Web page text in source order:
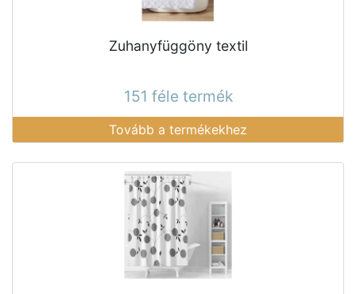
Zuhanyfüggöny textil
151 féle termék
Tovább a termékekhez